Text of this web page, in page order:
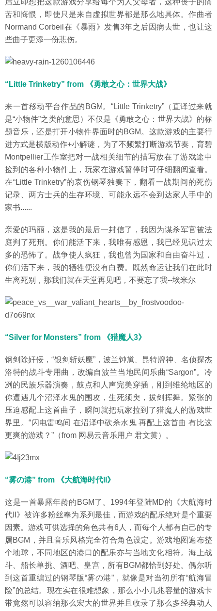
后立即想把这款游戏分享给每个为人父母者，这种丧子的痛
苦和悔恨，即使只是来自虚拟世界都是那么地具体。作曲者
Normand Corbeil在《暴雨》发售3年之后因病去世，也让这
些曲子更添一份悲伤。
“Little Trinketry” from 《勇敢之心：世界大战》
来一首移动平台作品的BGM。“Little Trinketry”（直译过来就
是“小物件”之类的意思）不仅是《勇敢之心：世界大战》的标
题音乐，还是打开小物件界面时的BGM。这款游戏的主要行
进方式是横版动作+小解谜，为了不频繁打断游戏节奏，育碧
Montpellier工作室把对一战相关细节的描写放在了游戏途中
捡到的各种小物件上，玩家在游戏暂停时可仔细翻阅查看。
在“Little Trinketry”的哀伤钢琴独奏下，翻看一战期间的死伤
记录、两方士兵的生存环境、可能永远不会到达家人手中的
家书......
亲爱的玛丽，这是我的最后一封信了，我因为谋杀军官被法
庭判了死刑。你们能活下来，我唯有感恩，我已经见识过太
多的恐怖了。战争使人疯狂，我也曾为国家和自由奋斗过，
你们活下来，我的牺牲便没有白费。既然命运让我们在此时
生离死别，那我们就在天堂再见吧，不要忘了我--埃米尔
“Silver for Monsters” from 《猎魔人3》
钢剑除奸佞，“银剑斩妖魔”，波兰钟馗、昆特牌神、名侦探杰
洛特的战斗专用曲，改编自波兰当地民间乐曲“Sargon”。冷
冽的民族乐器演奏，鼓点和人声完美穿插，刚到维纶地区的
你遭遇几个沼泽水鬼的围攻，生死须臾，拔剑挥舞。紧张的
压迫感配上这首曲子，瞬间就把玩家拉到了猎魔人的游戏世
界里。“闪电雷鸣间 在沼泽中砍杀水鬼 再配上这首曲 有比这
更爽的游戏？”（from 网易云音乐用户 君文黄）。
“雾の港” from 《大航海时代II》
这是一首暴露年龄的BGM了。1994年登陆MD的《大航海时
代II》被许多粉丝奉为系列最佳，而游戏的配乐绝对是个重要
因素。游戏可供选择的角色共有6人，而每个人都有自己的专
属BGM，并且音乐风格完全符合角色设定。游戏地图遍布整
个地球，不同地区的港口的配乐亦与当地文化相符。海上战
斗、船长单挑、酒吧、皇宫，所有BGM都恰到好处。偶尔听
到这首重编过的钢琴版“雾の港”，就像是对当初所有“航海冒
险”的总结。现在实在很难想象，那么小小几兆容量的游戏卡
带竟然可以容纳那么宏大的世界并且收录了那么多经典动人